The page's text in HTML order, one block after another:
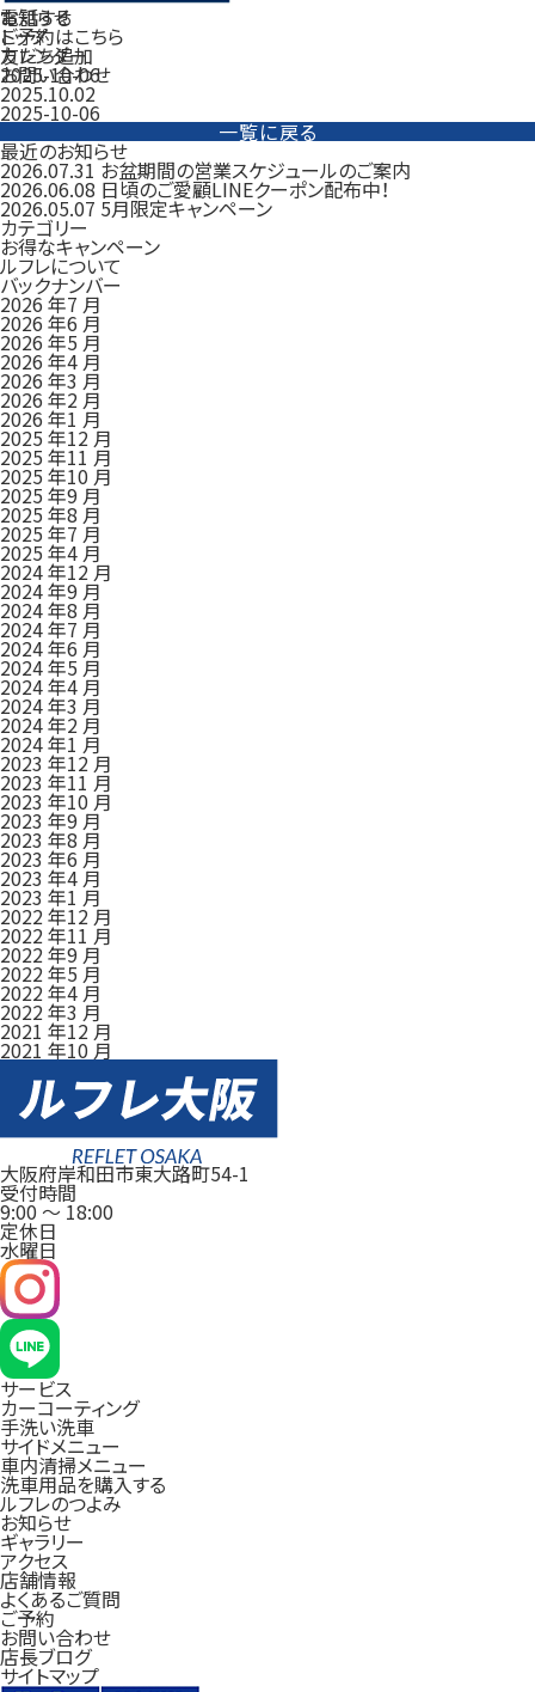
電話する
ご予約はこちら
友だち追加
お問い合わせ
お知らせ
トップ
カレンダー
2025-10-06
2025.10.02
2025-10-06
一覧に戻る
最近のお知らせ
2026.07.31 お盆期間の営業スケジュールのご案内
2026.06.08 日頃のご愛顧LINEクーポン配布中！
2026.05.07 5月限定キャンペーン
カテゴリー
お得なキャンペーン
ルフレについて
バックナンバー
2026 年7 月
2026 年6 月
2026 年5 月
2026 年4 月
2026 年3 月
2026 年2 月
2026 年1 月
2025 年12 月
2025 年11 月
2025 年10 月
2025 年9 月
2025 年8 月
2025 年7 月
2025 年4 月
2024 年12 月
2024 年9 月
2024 年8 月
2024 年7 月
2024 年6 月
2024 年5 月
2024 年4 月
2024 年3 月
2024 年2 月
2024 年1 月
2023 年12 月
2023 年11 月
2023 年10 月
2023 年9 月
2023 年8 月
2023 年6 月
2023 年4 月
2023 年1 月
2022 年12 月
2022 年11 月
2022 年9 月
2022 年5 月
2022 年4 月
2022 年3 月
2021 年12 月
2021 年10 月
大阪府岸和田市東大路町54-1
受付時間
9:00 ～18:00
定休日
水曜日
サービス
カーコーティング
手洗い洗車
サイドメニュー
車内清掃メニュー
洗車用品を購入する
ルフレのつよみ
お知らせ
ギャラリー
アクセス
店舗情報
よくあるご質問
ご予約
お問い合わせ
店長ブログ
サイトマップ